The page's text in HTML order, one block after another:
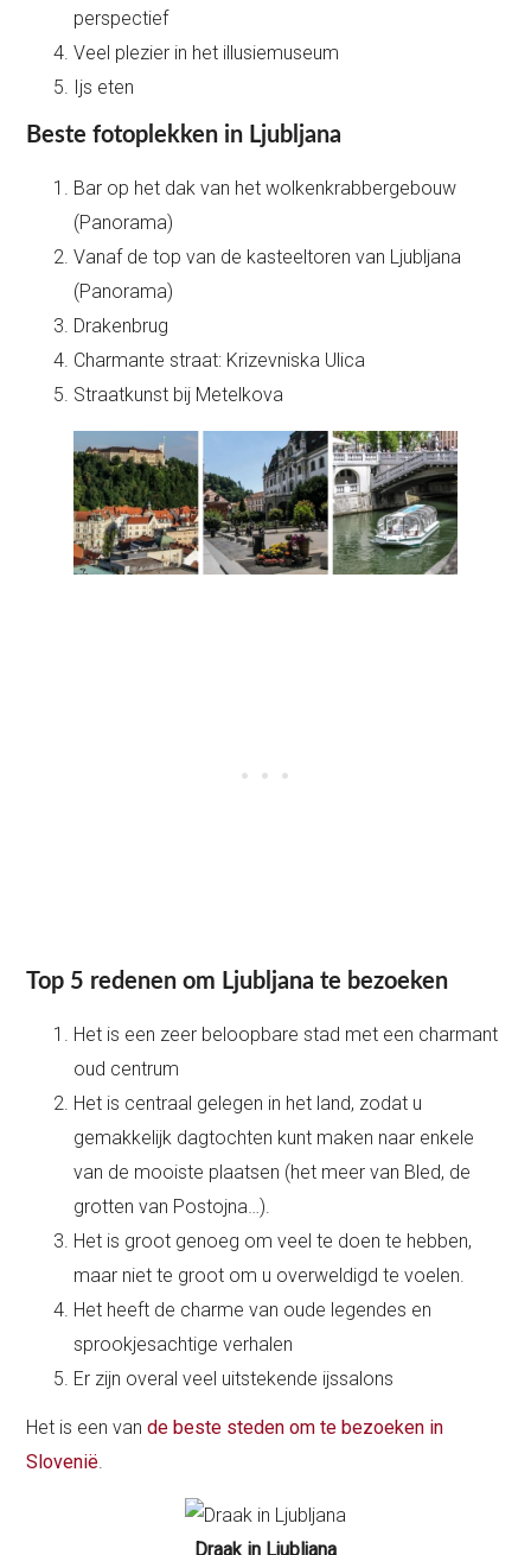
perspectief
Veel plezier in het illusiemuseum
Ijs eten
Beste fotoplekken in Ljubljana
Bar op het dak van het wolkenkrabbergebouw
(Panorama)
Vanaf de top van de kasteeltoren van Ljubljana
(Panorama)
Drakenbrug
Charmante straat: Krizevniska Ulica
Straatkunst bij Metelkova
Top 5 redenen om Ljubljana te bezoeken
Het is een zeer beloopbare stad met een charmant
oud centrum
Het is centraal gelegen in het land, zodat u
gemakkelijk dagtochten kunt maken naar enkele
van de mooiste plaatsen (het meer van Bled, de
grotten van Postojna…).
Het is groot genoeg om veel te doen te hebben,
maar niet te groot om u overweldigd te voelen.
Het heeft de charme van oude legendes en
sprookjesachtige verhalen
Er zijn overal veel uitstekende ijssalons
Het is een vande beste steden om te bezoeken in
Slovenië.
Draak in Ljubljana